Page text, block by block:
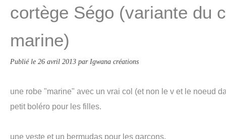
cortège Ségo (variante du
marine)
Publié le 26 avril 2013 par Igwana créations
une robe "marine" avec un vrai col (et non le v et le noeud
petit boléro pour les filles.
une veste et un bermudas pour les garçons.